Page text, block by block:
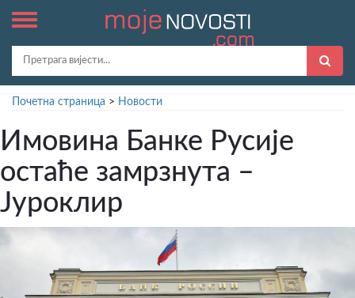
Почетна страница > Новости
Имовина Банке Русије
остаће замрзнута –
Јуроклир